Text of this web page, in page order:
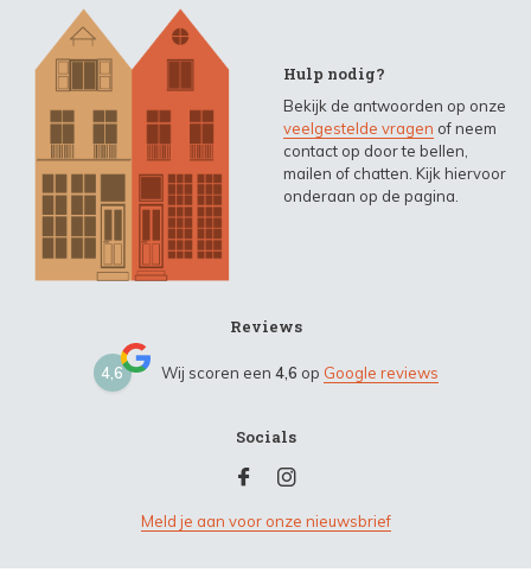
Hulp nodig?
Bekijk de antwoorden op onze
veelgestelde vragen of neem
contact op door te bellen,
mailen of chatten. Kijk hiervoor
onderaan op de pagina.
Reviews
4,6 Wij scoren een 4,6 op Google reviews
Socials
Meld je aan voor onze nieuwsbrief